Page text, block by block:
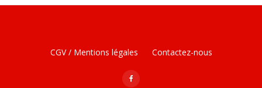
MenuCGV / Mentions légales Contactez-nous
fa-